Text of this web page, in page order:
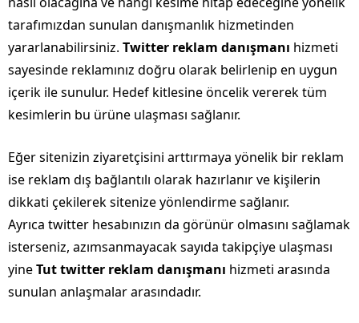
tarafımızdan sunulan danışmanlık hizmetinden
yararlanabilirsiniz. Twitter reklam danışmanı hizmeti
sayesinde reklamınız doğru olarak belirlenip en uygun
içerik ile sunulur. Hedef kitlesine öncelik vererek tüm
kesimlerin bu ürüne ulaşması sağlanır.
Eğer sitenizin ziyaretçisini arttırmaya yönelik bir reklam
ise reklam dış bağlantılı olarak hazırlanır ve kişilerin
dikkati çekilerek sitenize yönlendirme sağlanır.
Ayrıca twitter hesabınızın da görünür olmasını sağlamak
isterseniz, azımsanmayacak sayıda takipçiye ulaşması
yineTut twitter reklam danışmanı hizmeti arasında
sunulan anlaşmalar arasındadır.